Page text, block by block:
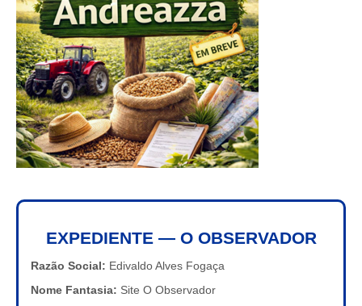
EXPEDIENTE — O OBSERVADOR
Razão Social: Edivaldo Alves Fogaça
Nome Fantasia: Site O Observador